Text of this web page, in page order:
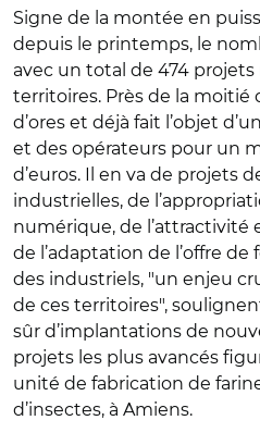
Signe de la montée en
depuis le printemps, le
avec un total de 474 projets
territoires. Près de la moitié
d’ores et déjà fait l’objet
et des opérateurs pour un
d’euros. Il en va de projets
industrielles, de
numérique, de l’attractivité
de l’adaptation de l’offre
des industriels, "un enjeu
de ces territoires",
sûr d’implantations de
projets les plus avancés
unité de fabrication de
d’insectes, à Amiens.